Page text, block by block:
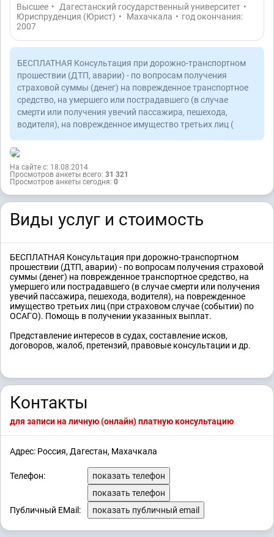
Высшее • Дагестанский государственный университет •
Юриспруденция (Юрист) • Махачкала • год окончания:
2007
БЕСПЛАТНАЯ Консультация при дорожно-транспортном
прошествии (ДТП, аварии) - по вопросам получения
страховой суммы (денег) на поврежденное транспортное
средство, на умершего или пострадавшего (в случае
смерти или получения увечий пассажира, пешехода,
водителя), на поврежденное имущество третьих лиц (
На сайте с: 18.08.2014
Просмотров анкеты всего: 31 321
Просмотров анкеты сегодня: 0
Виды услуг и стоимость
БЕСПЛАТНАЯ Консультация при дорожно-транспортном
прошествии (ДТП, аварии) - по вопросам получения страховой
суммы (денег) на поврежденное транспортное средство, на
умершего или пострадавшего (в случае смерти или получения
увечий пассажира, пешехода, водителя), на поврежденное
имущество третьих лиц (при страховом случае (событии) по
ОСАГО). Помощь в получении указанных выплат.
Представление интересов в судах, составление исков,
договоров, жалоб, претензий, правовые консультации и др.
Контакты
для записи на личную (онлайн) платную консультацию
Адрес: Россия, Дагестан, Махачкала
Телефон:
показать телефон
показать телефон
Публичный EMail:
показать публичный email